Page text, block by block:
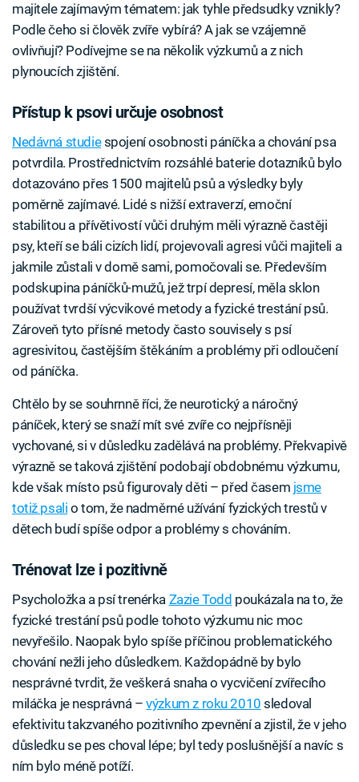
majitele zajímavým tématem: jak tyhle předsudky vznikly?
Podle čeho si člověk zvíře vybírá? A jak se vzájemně
ovlivňují? Podívejme se na několik výzkumů a z nich
plynoucích zjištění.
Přístup k psovi určuje osobnost
Nedávná studiespojení osobnosti páníčka a chování psa
potvrdila. Prostřednictvím rozsáhlé baterie dotazníků bylo
dotazováno přes 1500 majitelů psů a výsledky byly
poměrně zajímavé. Lidé s nižší extraverzí, emoční
stabilitou a přívětivostí vůči druhým měli výrazně častěji
psy, kteří se báli cizích lidí, projevovali agresi vůči majiteli a
jakmile zůstali v domě sami, pomočovali se. Především
podskupina páníčků-mužů, jež trpí depresí, měla sklon
používat tvrdší výcvikové metody a fyzické trestání psů.
Zároveň tyto přísné metody často souvisely s psí
agresivitou, častějším štěkáním a problémy při odloučení
od páníčka.
Chtělo by se souhrnně říci, že neurotický a náročný
páníček, který se snaží mít své zvíře co nejpřísněji
vychované, si v důsledku zadělává na problémy. Překvapivě
výrazně se taková zjištění podobají obdobnému výzkumu,
kde však místo psů figurovaly děti – před časem jsme
totiž psali o tom, že nadměrné užívání fyzických trestů v
dětech budí spíše odpor a problémy s chováním.
Trénovat lze i pozitivně
Psycholožka a psí trenérka Zazie Todd poukázala na to, že
fyzické trestání psů podle tohoto výzkumu nic moc
nevyřešilo. Naopak bylo spíše příčinou problematického
chování nežli jeho důsledkem. Každopádně by bylo
nesprávné tvrdit, že veškerá snaha o vycvičení zvířecího
miláčka je nesprávná –výzkum z roku 2010 sledoval
efektivitu takzvaného pozitivního zpevnění a zjistil, že v jeho
důsledku se pes choval lépe; byl tedy poslušnější a navíc s
ním bylo méně potíží.